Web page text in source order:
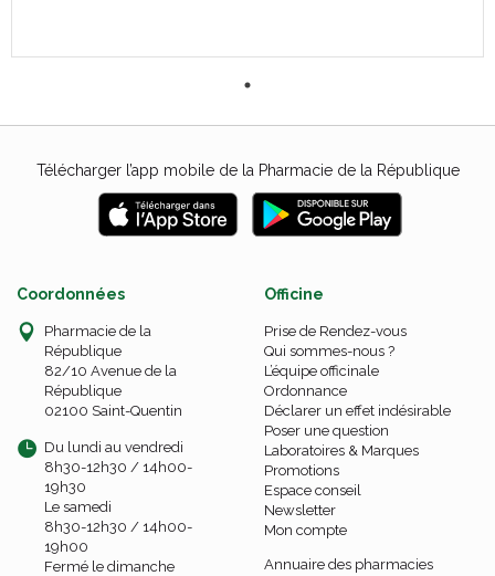
Télécharger l’app mobile de la Pharmacie de la République
Coordonnées
Pharmacie de la
République
82/10 Avenue de la
République
02100 Saint-Quentin
Du lundi au vendredi
8h30-12h30 / 14h00-
19h30
Le samedi
8h30-12h30 / 14h00-
19h00
Fermé le dimanche
Officine
Prise de Rendez-vous
Qui sommes-nous ?
L’équipe officinale
Ordonnance
Déclarer un effet indésirable
Poser une question
Laboratoires & Marques
Promotions
Espace conseil
Newsletter
Mon compte
Annuaire des pharmacies